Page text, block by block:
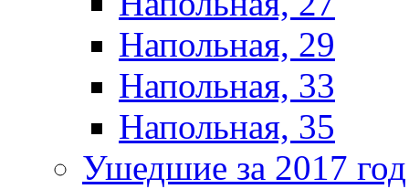
Напольная, 29
Напольная, 33
Напольная, 35
Ушедшие за 2017 год